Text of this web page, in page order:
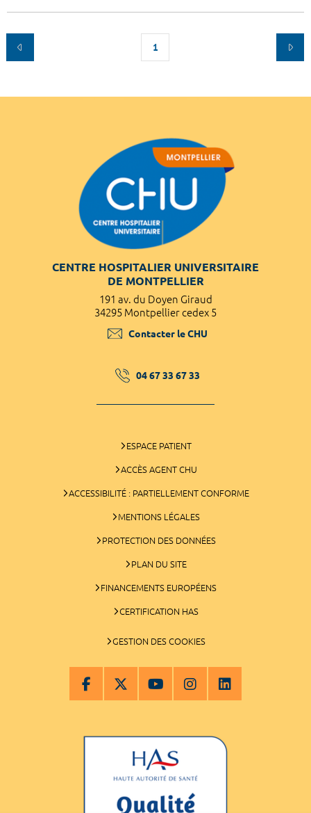
1
CENTRE HOSPITALIER UNIVERSITAIRE
DE MONTPELLIER
191 av. du Doyen Giraud
34295 Montpellier cedex 5
Contacter le CHU
04 67 33 67 33
ESPACE PATIENT
ACCÈS AGENT CHU
ACCESSIBILITÉ : PARTIELLEMENT CONFORME
MENTIONS LÉGALES
PROTECTION DES DONNÉES
PLAN DU SITE
FINANCEMENTS EUROPÉENS
CERTIFICATION HAS
GESTION DES COOKIES